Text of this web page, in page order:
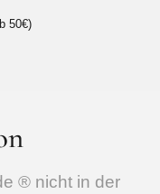
50€)
® nicht in der